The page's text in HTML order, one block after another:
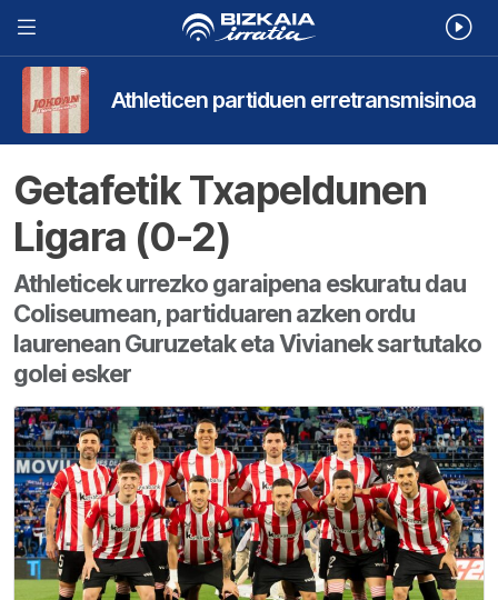
Athleticen partiduen erretransmisinoa
Getafetik Txapeldunen
Ligara (0-2)
Athleticek urrezko garaipena eskuratu dau
Coliseumean, partiduaren azken ordu
laurenean Guruzetak eta Vivianek sartutako
golei esker